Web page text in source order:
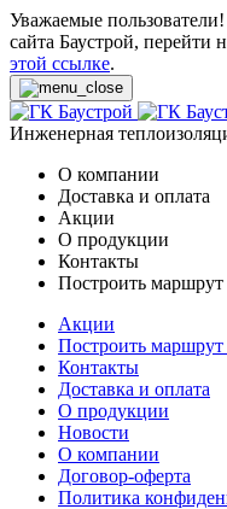
Уважаемые
сайта Баустрой, перейти
этой ссылке.
Инженерная
О компании
Доставка и оплата
Акции
О продукции
Контакты
Построить
Акции
Построить
Контакты
Доставка и оплата
О продукции
Новости
О компании
Договор-оферта
Политика